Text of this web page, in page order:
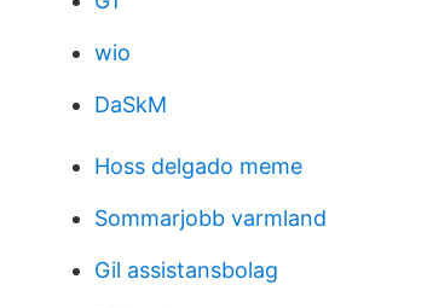
wio
DaSkM
Hoss delgado meme
Sommarjobb varmland
Gil assistansbolag